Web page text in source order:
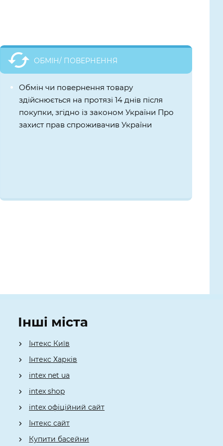
ОБМІН/ ПОВЕРНЕННЯ
Обмін чи повернення товару
здійснюється на протязі 14 днів після
покупки, згідно із законом України Про
захист прав спроживачив України
Інші міста
Інтекс Київ
​Інтекс Харків
intex net ua
intex shop
intex офіційний сайт
Інтекс сайт
Купити басейни